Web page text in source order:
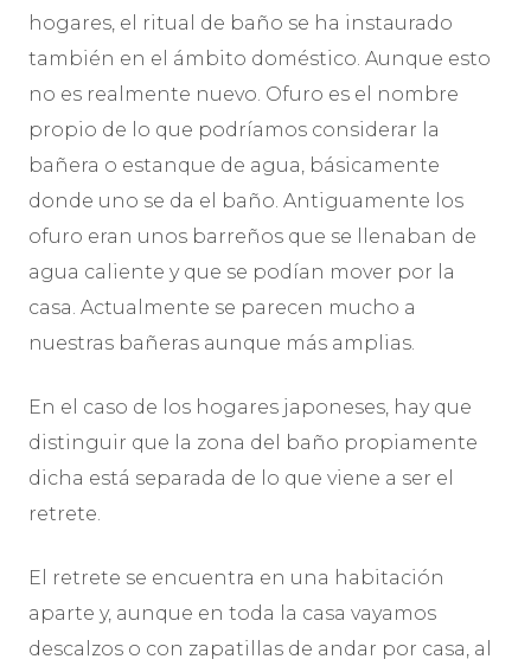
hogares, el ritual de baño se ha instaurado
también en el ámbito doméstico. Aunque esto
no es realmente nuevo. Ofuro es el nombre
propio de lo que podríamos considerar la
bañera o estanque de agua, básicamente
donde uno se da el baño. Antiguamente los
ofuro eran unos barreños que se llenaban de
agua caliente y que se podían mover por la
casa. Actualmente se parecen mucho a
nuestras bañeras aunque más amplias.
En el caso de los hogares japoneses, hay que
distinguir que la zona del baño propiamente
dicha está separada de lo que viene a ser el
retrete.
El retrete se encuentra en una habitación
aparte y, aunque en toda la casa vayamos
descalzos o con zapatillas de andar por casa, al